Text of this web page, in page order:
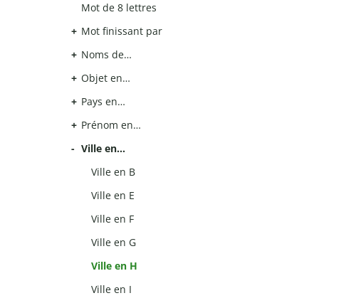
Mot de 8 lettres
Mot finissant par
Noms de…
Objet en…
Pays en…
Prénom en…
Ville en…
Ville en B
Ville en E
Ville en F
Ville en G
Ville en H
Ville en I